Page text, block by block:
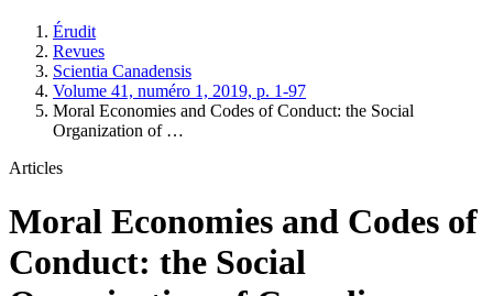
Érudit
Revues
Scientia Canadensis
Volume 41, numéro 1, 2019, p. 1-97
Moral Economies and Codes of Conduct: the Social
Organization of …
Articles
Moral Economies and Codes of
Conduct: the Social